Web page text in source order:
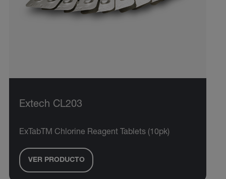
Extech CL203
ExTabTM Chlorine Reagent Tablets (10pk)
VER PRODUCTO